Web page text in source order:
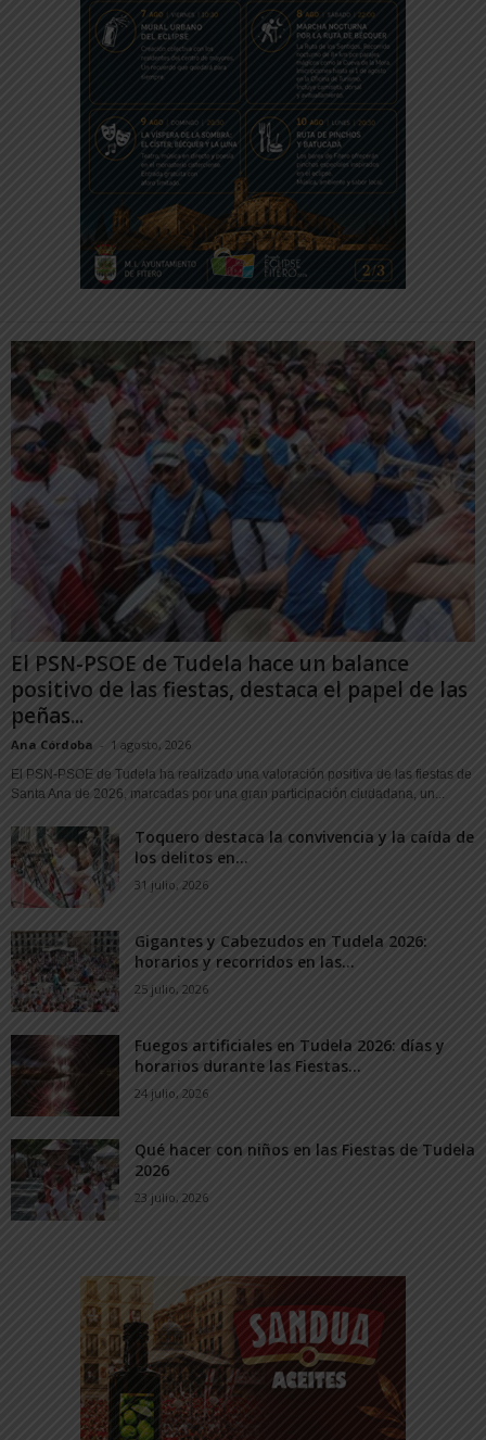
El PSN-PSOE de Tudela hace un balance
positivo de las fiestas, destaca el papel de las
peñas...
Ana Córdoba - 1 agosto, 2026
El PSN-PSOE de Tudela ha realizado una valoración positiva de las fiestas de
Santa Ana de 2026, marcadas por una gran participación ciudadana, un...
Toquero destaca la convivencia y la caída de
los delitos en...
31 julio, 2026
Gigantes y Cabezudos en Tudela 2026:
horarios y recorridos en las...
25 julio, 2026
Fuegos artificiales en Tudela 2026: días y
horarios durante las Fiestas...
24 julio, 2026
Qué hacer con niños en las Fiestas de Tudela
2026
23 julio, 2026